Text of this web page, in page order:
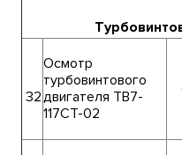
32
Осмотр
турбовинтового
двигателя ТВ7-
117СТ-02